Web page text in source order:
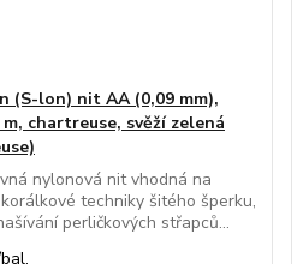
(S-lon) nit AA (0,09 mm),
chartreuse, svěží zelená
nylonová nit vhodná na
techniky šitého šperku,
perličkových střapců...
bal.